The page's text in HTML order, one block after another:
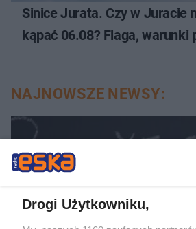
Sinice Jurata. Czy w Juracie
kąpać 06.08? Flaga, warunki
NAJNOWSZE NEWSY:
Drogi Użytkowniku,